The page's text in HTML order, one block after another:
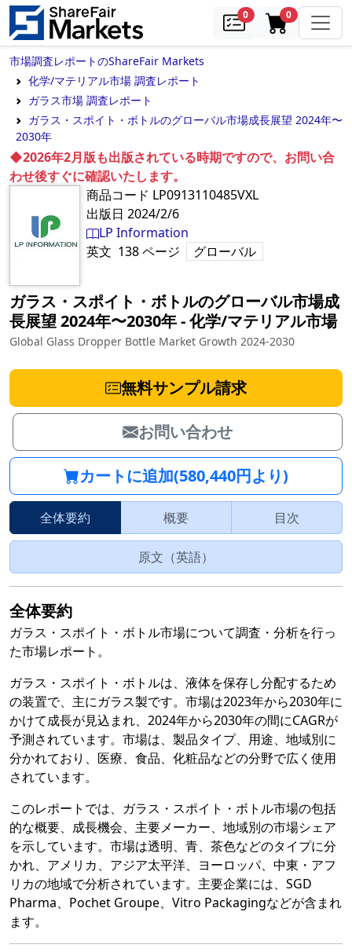
0samples0in cart
市場調査レポートのShareFair Markets
化学/マテリアル市場 調査レポート
ガラス市場 調査レポート
ガラス・スポイト・ボトルのグローバル市場成長展望 2024年〜
2030年
◆2026年2月版も出版されている時期ですので、お問い合
わせ後すぐに確認いたします。
商品コード LP0913110485VXL
出版日 2024/2/6
LP Information
英文 138ページ グローバル
ガラス・スポイト・ボトルのグローバル市場成
長展望 2024年〜2030年‐化学/マテリアル市場
Global Glass Dropper Bottle Market Growth 2024-2030
無料サンプル請求
お問い合わせ
カートに追加(580,440円より)
全体要約 概要 目次
原文（英語）
全体要約
ガラス・スポイト・ボトル市場について調査・分析を行っ
た市場レポート。
ガラス・スポイト・ボトルは、液体を保存し分配するため
の装置で、主にガラス製です。市場は2023年から2030年に
かけて成長が見込まれ、2024年から2030年の間にCAGRが
予測されています。市場は、製品タイプ、用途、地域別に
分かれており、医療、食品、化粧品などの分野で広く使用
されています。
このレポートでは、ガラス・スポイト・ボトル市場の包括
的な概要、成長機会、主要メーカー、地域別の市場シェア
を示しています。市場は透明、青、茶色などのタイプに分
かれ、アメリカ、アジア太平洋、ヨーロッパ、中東・アフ
リカの地域で分析されています。主要企業には、SGD
Pharma、Pochet Groupe、Vitro Packagingなどが含まれ
ます。